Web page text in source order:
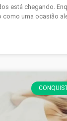
está chegando.
como uma ocasião